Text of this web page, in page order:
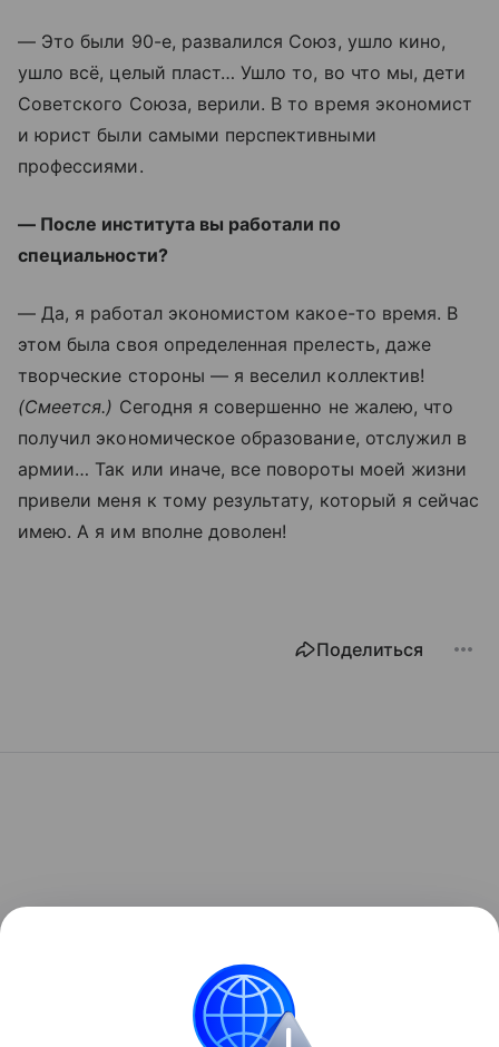
— Это были 90-е, развалился Союз, ушло кино,
ушло всё, целый пласт… Ушло то, во что мы, дети
Советского Союза, верили. В то время экономист
и юрист были самыми перспективными
профессиями.
— После института вы работали по
специальности?
— Да, я работал экономистом какое-то время. В
этом была своя определенная прелесть, даже
творческие стороны — я веселил коллектив!
(Смеется.) Сегодня я совершенно не жалею, что
получил экономическое образование, отслужил в
армии… Так или иначе, все повороты моей жизни
привели меня к тому результату, который я сейчас
имею. А я им вполне доволен!
Поделиться